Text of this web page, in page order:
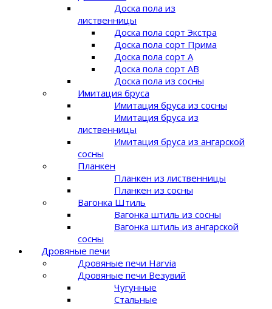
Доска пола из
лиственницы
Доска пола сорт Экстра
Доска пола сорт Прима
Доска пола сорт A
Доска пола сорт AB
Доска пола из сосны
Имитация бруса
Имитация бруса из сосны
Имитация бруса из
лиственницы
Имитация бруса из ангарской
сосны
Планкен
Планкен из лиственницы
Планкен из сосны
Вагонка Штиль
Вагонка штиль из сосны
Вагонка штиль из ангарской
сосны
Дровяные печи
Дровяные печи Harvia
Дровяные печи Везувий
Чугунные
Стальные